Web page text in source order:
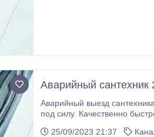
Аварийный
Аварийный выезд
под силу. Качественно
25/09/2023 21:37